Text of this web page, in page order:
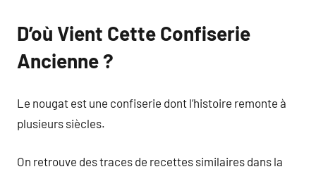
D’où Vient Cette Confiserie
Ancienne ?
Le nougat est une confiserie dont l’histoire remonte à
plusieurs siècles.
On retrouve des traces de recettes similaires dans la